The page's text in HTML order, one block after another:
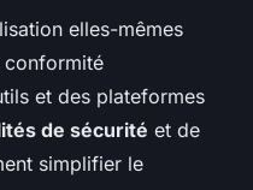
elles-mêmes
conformité
et des plateformes
de sécurité et de
simplifier le